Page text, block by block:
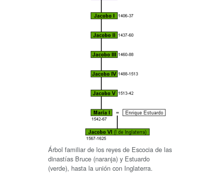
Árbol familiar de los reyes de Escocia de las
dinastías Bruce (naranja) y Estuardo
(verde), hasta la unión con Inglaterra.